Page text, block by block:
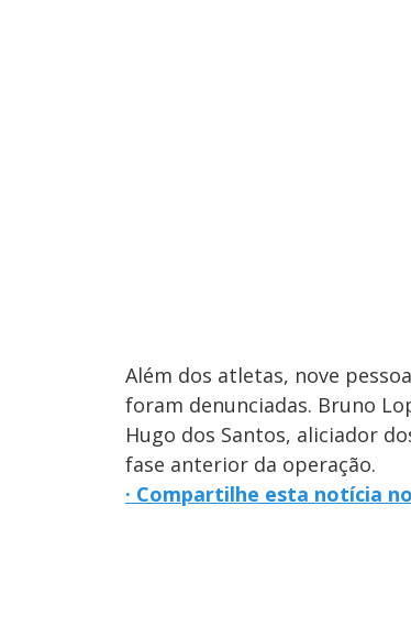
Além dos atletas, nove
foram denunciadas. Bruno
Hugo dos Santos, aliciador
fase anterior da operação.
· Compartilhe esta notícia